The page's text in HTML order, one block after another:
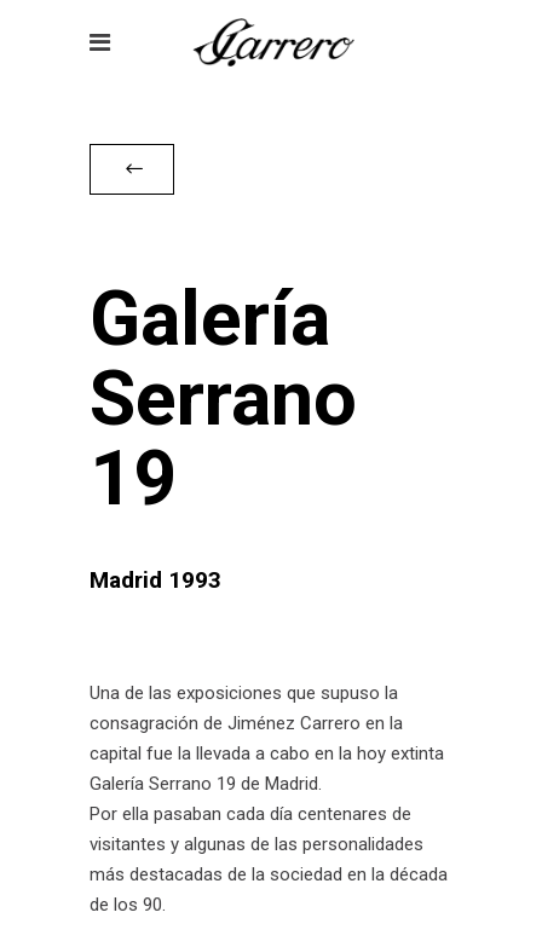
Galería
Serrano
19
Madrid 1993
Una de las exposiciones que supuso la
consagración de Jiménez Carrero en la
capital fue la llevada a cabo en la hoy extinta
Galería Serrano 19 de Madrid.
Por ella pasaban cada día centenares de
visitantes y algunas de las personalidades
más destacadas de la sociedad en la década
de los 90.